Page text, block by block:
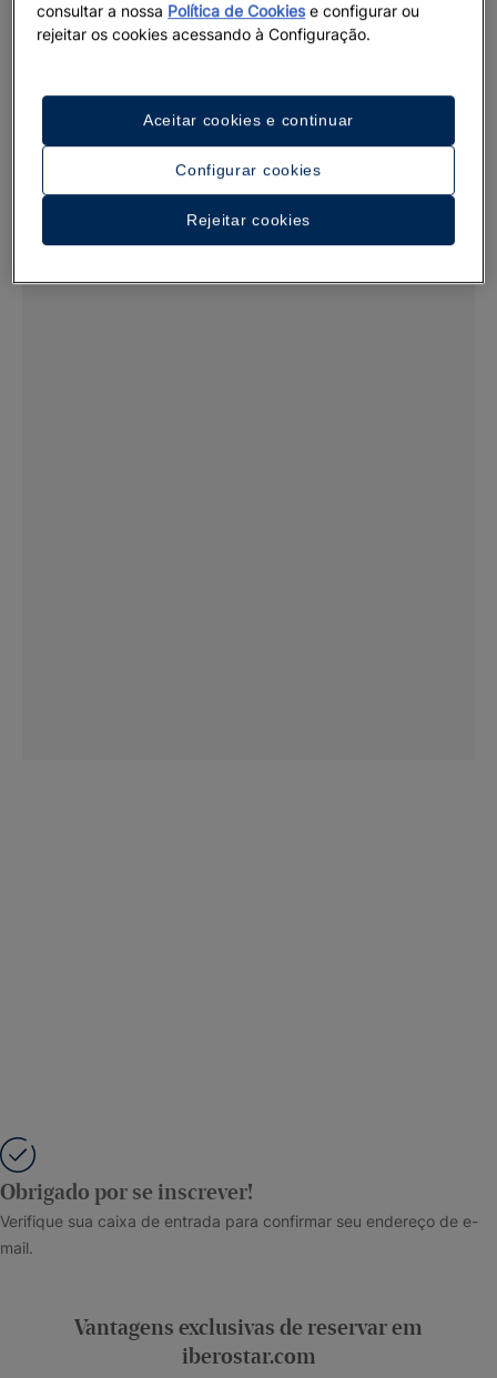
Obrigado por se inscrever!
Verifique sua caixa de entrada para confirmar seu endereço de e-
mail.
Vantagens exclusivas de reservar em
iberostar.com
consultar a nossa Política de Cookiese configurar ou
rejeitar os cookies acessando à Configuração.
Configurar cookies
Rejeitar cookies
Aceitar cookies e continuar